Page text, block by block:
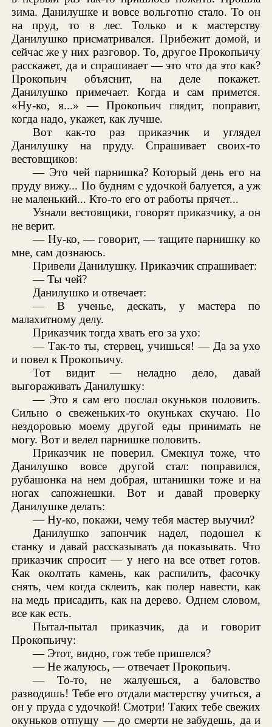
зима. Данилушке и вовсе вольготно стало. То он
на пруд, то в лес. Только и к мастерству
Данилушко присматривался. Прибежит домой, и
сейчас же у них разговор. То, другое Прокопьичу
расскажет, да и спрашивает — это что да это как?
Прокопьич объяснит, на деле покажет.
Данилушко примечает. Когда и сам примется.
«Ну-ко, я...» — Прокопьич глядит, поправит,
когда надо, укажет, как лучше.
Вот как-то раз приказчик и углядел
Данилушку на пруду. Спрашивает своих-то
вестовщиков:
— Это чей парнишка? Который день его на
пруду вижу... По будням с удочкой балуется, а уж
не маленький... Кто-то его от работы прячет...
Узнали вестовщики, говорят приказчику, а он
не верит.
— Ну-ко, — говорит, — тащите парнишку ко
мне, сам дознаюсь.
Привели Данилушку. Приказчик спрашивает:
— Ты чей?
Данилушко и отвечает:
— В ученье, дескать, у мастера по
малахитному делу.
Приказчик тогда хвать его за ухо:
— Так-то ты, стервец, учишься! — Да за ухо
и повел к Прокопьичу.
Тот видит — неладно дело, давай
выгораживать Данилушку:
— Это я сам его послал окуньков половить.
Сильно о свеженьких-то окуньках скучаю. По
нездоровью моему другой еды принимать не
могу. Вот и велел парнишке половить.
Приказчик не поверил. Смекнул тоже, что
Данилушко вовсе другой стал: поправился,
рубашонка на нем добрая, штанишки тоже и на
ногах сапожнешки. Вот и давай проверку
Данилушке делать:
— Ну-ко, покажи, чему тебя мастер выучил?
Данилушко запончик надел, подошел к
станку и давай рассказывать да показывать. Что
приказчик спросит — у него на все ответ готов.
Как околтать камень, как распилить, фасочку
снять, чем когда склеить, как полер навести, как
на медь присадить, как на дерево. Однем словом,
все как есть.
Пытал-пытал приказчик, да и говорит
Прокопьичу:
— Этот, видно, гож тебе пришелся?
— Не жалуюсь, — отвечает Прокопьич.
— То-то, не жалуешься, а баловство
разводишь! Тебе его отдали мастерству учиться, а
он у пруда с удочкой! Смотри! Таких тебе свежих
окуньков отпущу — до смерти не забудешь, да и